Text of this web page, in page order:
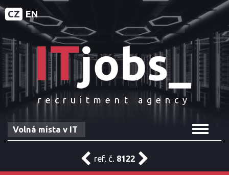
CZ EN
recruitment agency
Toggle
Volná místa v IT
ref. č. 8122